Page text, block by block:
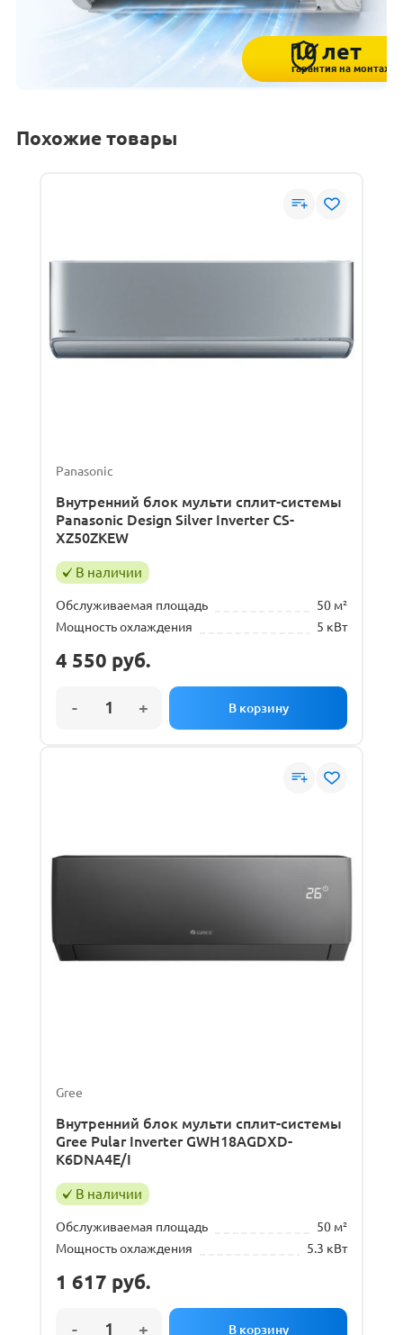
10 лет
гарантия на монтаж
Похожие товары
Panasonic
Внутренний блок мульти сплит-системы
Panasonic Design Silver Inverter CS-
XZ50ZKEW
В наличии
Обслуживаемая площадь
50 м²
Мощность охлаждения
5 кВт
4 550 руб.
Gree
Внутренний блок мульти сплит-системы
Gree Pular Inverter GWH18AGDXD-
K6DNA4E/I
В наличии
Обслуживаемая площадь
50 м²
Мощность охлаждения
5.3 кВт
1 617 руб.